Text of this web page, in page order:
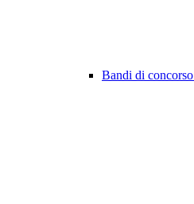
Bandi di concorso